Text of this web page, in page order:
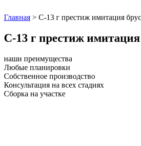
Главная > С-13 г престиж имитация
С-13 г престиж
наши преимущества
Любые планировки
Собственное производство
Консультация на всех стадиях
Сборка на участке